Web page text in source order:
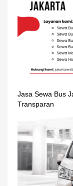
Jasa Sewa Bus
Transparan